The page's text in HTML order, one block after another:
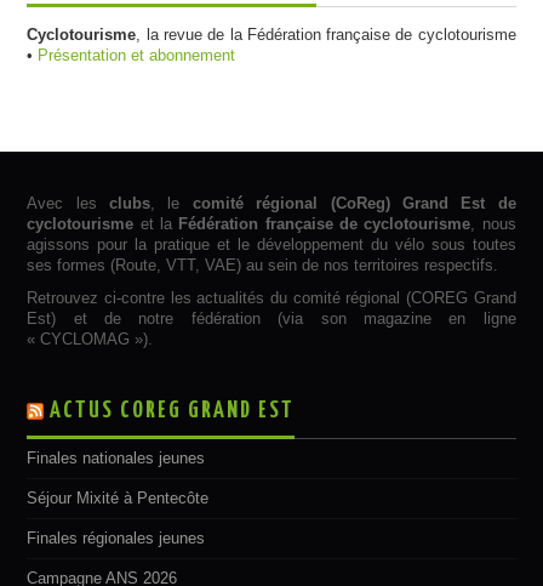
Cyclotourisme, la revue de la Fédération française de cyclotourisme
• Présentation et abonnement
Avec lesclubs, le comité régional (CoReg) Grand Est de
cyclotourisme et la Fédération française de cyclotourisme, nous
agissons pour la pratique et le développement du vélo sous toutes
ses formes (Route, VTT, VAE) au sein de nos territoires respectifs.
Retrouvez ci-contre les actualités du comité régional (COREG Grand
Est) et de notre fédération (via son magazine en ligne
« CYCLOMAG »).
ACTUS COREG GRAND EST
Finales nationales jeunes
Séjour Mixité à Pentecôte
Finales régionales jeunes
Campagne ANS 2026